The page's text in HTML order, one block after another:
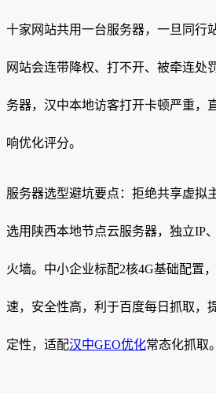
十家网站共用一台服务器，一旦同行
网站会连带降权、打不开、被牵连处
务器，汉中本地访客打开卡顿严重，
响优化评分。
服务器选型避坑要点：拒绝共享虚拟
选用陕西本地节点云服务器，独立IP
火墙。中小企业标配2核4G基础配置
速，安全性高，利于百度每日抓取，
定性，适配汉中GEO优化常态化抓取。